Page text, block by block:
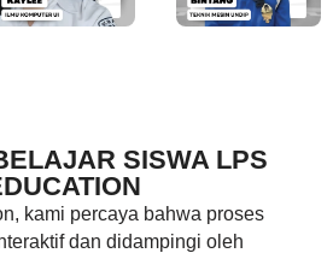
SISWA LPS
kami percaya bahwa proses
dan didampingi oleh